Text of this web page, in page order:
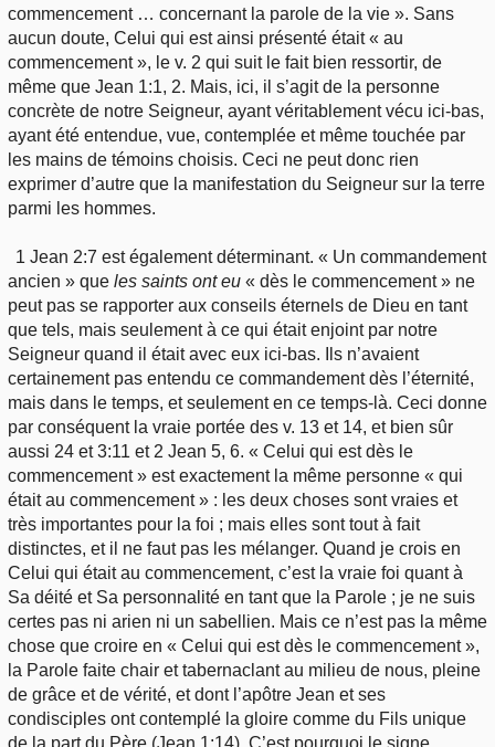
commencement … concernant la parole de la vie ». Sans
aucun doute, Celui qui est ainsi présenté était « au
commencement », le v. 2 qui suit le fait bien ressortir, de
même que Jean 1:1, 2. Mais, ici, il s’agit de la personne
concrète de notre Seigneur, ayant véritablement vécu ici-bas,
ayant été entendue, vue, contemplée et même touchée par
les mains de témoins choisis. Ceci ne peut donc rien
exprimer d’autre que la manifestation du Seigneur sur la terre
parmi les hommes.
1 Jean 2:7 est également déterminant. « Un commandement
ancien » que les saints ont eu « dès le commencement » ne
peut pas se rapporter aux conseils éternels de Dieu en tant
que tels, mais seulement à ce qui était enjoint par notre
Seigneur quand il était avec eux ici-bas. Ils n’avaient
certainement pas entendu ce commandement dès l’éternité,
mais dans le temps, et seulement en ce temps-là. Ceci donne
par conséquent la vraie portée des v. 13 et 14, et bien sûr
aussi 24 et 3:11 et 2 Jean 5, 6. « Celui qui est dès le
commencement » est exactement la même personne « qui
était au commencement » : les deux choses sont vraies et
très importantes pour la foi ; mais elles sont tout à fait
distinctes, et il ne faut pas les mélanger. Quand je crois en
Celui qui était au commencement, c’est la vraie foi quant à
Sa déité et Sa personnalité en tant que la Parole ; je ne suis
certes pas ni arien ni un sabellien. Mais ce n’est pas la même
chose que croire en « Celui qui est dès le commencement »,
la Parole faite chair et tabernaclant au milieu de nous, pleine
de grâce et de vérité, et dont l’apôtre Jean et ses
condisciples ont contemplé la gloire comme du Fils unique
de la part du Père (Jean 1:14). C’est pourquoi le signe